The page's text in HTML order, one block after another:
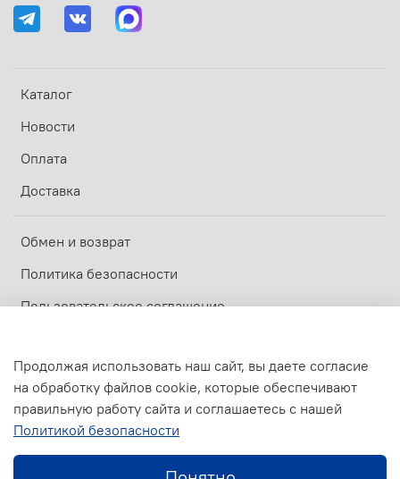
Предзаказ
Каталог
Новости
Оплата
Доставка
Обмен и возврат
Политика безопасности
Пользовательское соглашение
© 2017-2026 ООО МАСТЕРОВИК —Официальный дилер ZOTA
Продолжая использовать наш сайт, вы даете согласие
на обработку файлов cookie, которые обеспечивают
правильную работу сайта и соглашаетесь с нашей
Политикой безопасности